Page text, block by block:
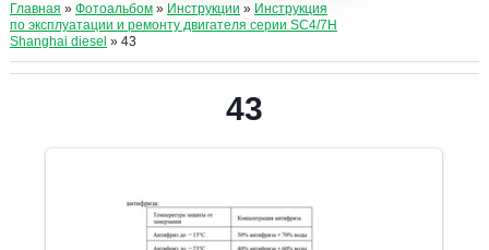
Главная » Фотоальбом» Инструкции » Инструкция
по эксплуатации и ремонту двигателя серии SC4/7H
Shanghai diesel » 43
43